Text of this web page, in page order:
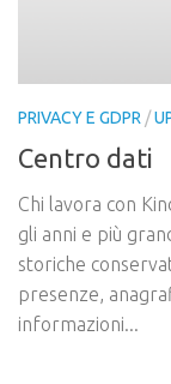
PRIVACY E GDPR /
Centro dati
Chi lavora con
gli anni e più
storiche
presenze,
informazioni...